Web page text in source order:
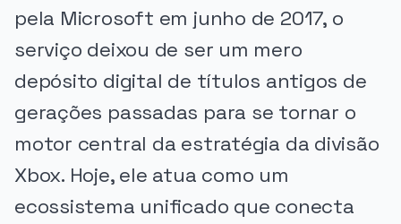
pela Microsoft em junho de 2017, o
serviço deixou de ser um mero
depósito digital de títulos antigos de
gerações passadas para se tornar o
motor central da estratégia da divisão
Xbox. Hoje, ele atua como um
ecossistema unificado que conecta